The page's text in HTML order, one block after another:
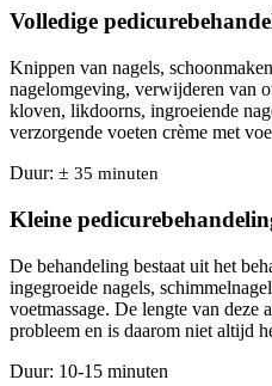
Volledige
Knippen van nagels,
nagelomgeving, verwijderen van
kloven, likdoorns, ingroeiende
verzorgende voeten crème met
Duur: ± 35 minuten
Kleine
De behandeling bestaat uit het
ingegroeide nagels,
voetmassage. De lengte van deze
probleem en is daarom niet altijd
Duur: 10-15 minuten